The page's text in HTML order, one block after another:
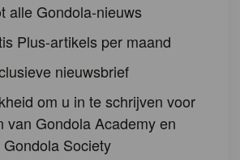
alle Gondola-nieuws
Plus-artikels per maand
nieuwsbrief
om u in te schrijven voor
van Gondola Academy en
Society